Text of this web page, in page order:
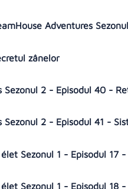
Adventures
zânelor
Sezonul 2 - Episodul 40 -
Sezonul 2 - Episodul 41 -
Sezonul 1 - Episodul 17
Sezonul 1 - Episodul 18